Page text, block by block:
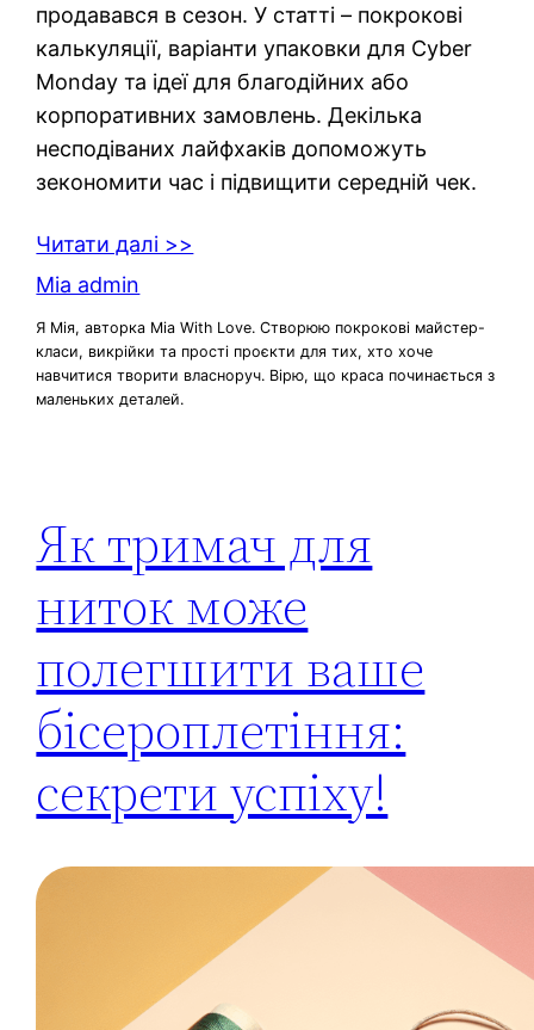
продавався в сезон. У статті – покрокові
калькуляції, варіанти упаковки для Cyber
Monday та ідеї для благодійних або
корпоративних замовлень. Декілька
несподіваних лайфхаків допоможуть
зекономити час і підвищити середній чек.
Читати далі >>
Mia admin
Я Мія, авторка Mia With Love. Створюю покрокові майстер-
класи, викрійки та прості проєкти для тих, хто хоче
навчитися творити власноруч. Вірю, що краса починається з
маленьких деталей.
Як тримач для
ниток може
полегшити ваше
бісероплетіння:
секрети успіху!